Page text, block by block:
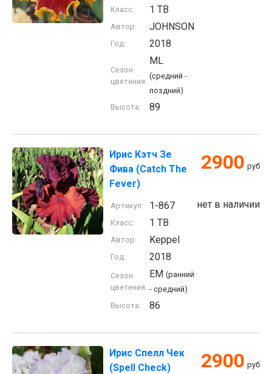
Класс: 1 TB
Автор: JOHNSON
Год: 2018
Сезон
цветения:
ML
(средний -
поздний)
Высота:
89
Ирис Кэтч Зе
Фива (Catch The
Fever)
2900 руб
нет в наличии
Артикул: 1-867
Класс: 1 TB
Автор: Keppel
Год: 2018
Сезон
цветения:
EM (ранний
- средний)
Высота:
86
Ирис Спелл Чек
(Spell Check)
2900 руб